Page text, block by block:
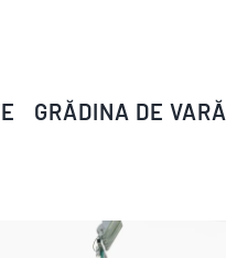
GRĂDINA DE VARĂ